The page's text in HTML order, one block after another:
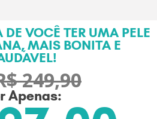
VOCÊ TER UMA PELE
MAIS BONITA E
249,90
Apenas: